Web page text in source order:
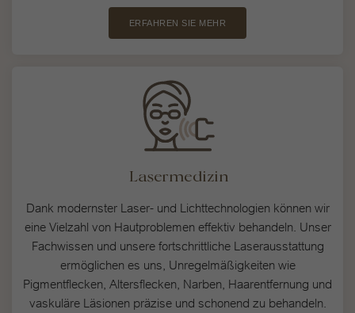
ERFAHREN SIE MEHR
Lasermedizin
Dank modernster Laser- und Lichttechnologien können wir
eine Vielzahl von Hautproblemen effektiv behandeln. Unser
Fachwissen und unsere fortschrittliche Laserausstattung
ermöglichen es uns, Unregelmäßigkeiten wie
Pigmentflecken, Altersflecken, Narben, Haarentfernung und
vaskuläre Läsionen präzise und schonend zu behandeln.